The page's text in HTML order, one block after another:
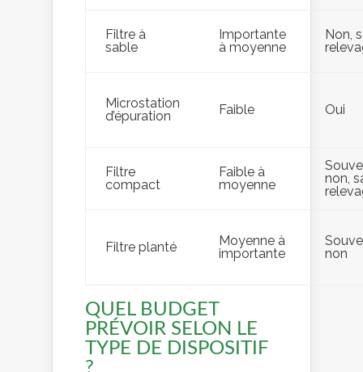
Filtre à
sable
Importante
à moyenne
Non,
Microstation
d’épuration
Faible Oui
Filtre
compact
Faible à
moyenne
non,
Filtre planté
Moyenne à
importante
non
QUEL BUDGET
PRÉVOIR SELON LE
TYPE DE DISPOSITIF
?